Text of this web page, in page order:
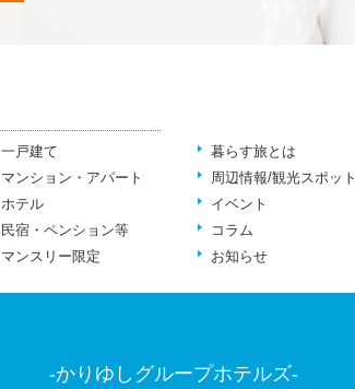
一戸建て
マンション・アパート
ホテル
民宿・ペンション等
マンスリー限定
暮らす旅とは
周辺情報/観光スポット
イベント
コラム
お知らせ
-かりゆしグループホテルズ-